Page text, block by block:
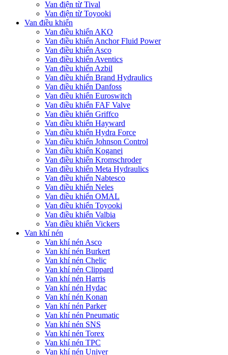
Van điện từ Tival
Van điện từ Toyooki
Van điều khiển
Van điều khiển AKO
Van điều khiển Anchor Fluid Power
Van điều khiển Asco
Van điều khiển Aventics
Van điều khiển Azbil
Van điều khiển Brand Hydraulics
Van điều khiển Danfoss
Van điều khiển Euroswitch
Van điều khiển FAF Valve
Van điều khiển Griffco
Van điều khiển Hayward
Van điều khiển Hydra Force
Van điều khiển Johnson Control
Van điều khiển Koganei
Van điều khiển Kromschroder
Van điều khiển Meta Hydraulics
Van điều khiển Nabtesco
Van điều khiển Neles
Van điều khiển OMAL
Van điều khiển Toyooki
Van điều khiển Valbia
Van điều khiển Vickers
Van khí nén
Van khí nén Asco
Van khí nén Burkert
Van khí nén Chelic
Van khí nén Clippard
Van khí nén Harris
Van khí nén Hydac
Van khí nén Konan
Van khí nén Parker
Van khí nén Pneumatic
Van khí nén SNS
Van khí nén Torex
Van khí nén TPC
Van khí nén Univer